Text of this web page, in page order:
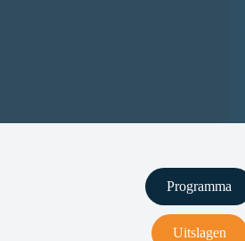
Programma
Uitslagen